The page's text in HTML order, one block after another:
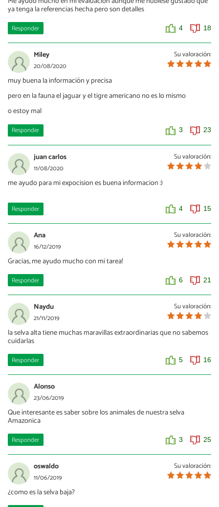
ya tenga la referencias hecha pero son detalles
Responder 4 18
Su valoración:
Miley
20/08/2020
muy buena la información y precisa
pero en la fauna el jaguar y el tigre americano no es lo mismo
o estoy mal
Responder 3 23
Su valoración:
juan carlos
11/08/2020
me ayudo para mi expocision es buena informacion :)
Responder 4 15
Su valoración:
Ana
16/12/2019
Gracias, me ayudo mucho con mi tarea!
Responder 6 21
Su valoración:
Naydu
21/11/2019
la selva alta tiene muchas maravillas extraordinarias que no sabemos
cuidarlas
Responder 5 16
Alonso
23/06/2019
Que interesante es saber sobre los animales de nuestra selva
Amazonica
Responder 3 25
Su valoración:
oswaldo
11/06/2019
¿como es la selva baja?